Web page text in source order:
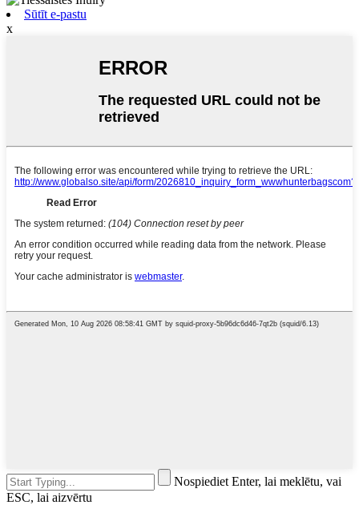
Sūtīt e-pastu
x
Nospiediet Enter, lai meklētu, vai
ESC, lai aizvērtu